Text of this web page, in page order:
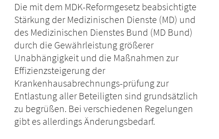
Die mit dem MDK-Reformgesetz beabsichtigte
Stärkung der Medizinischen Dienste (MD) und
des Medizinischen Dienstes Bund (MD Bund)
durch die Gewährleistung größerer
Unabhängigkeit und die Maßnahmen zur
Effizienzsteigerung der
Krankenhausabrechnungs-prüfung zur
Entlastung aller Beteiligten sind grundsätzlich
zu begrüßen. Bei verschiedenen Regelungen
gibt es allerdings Änderungsbedarf.